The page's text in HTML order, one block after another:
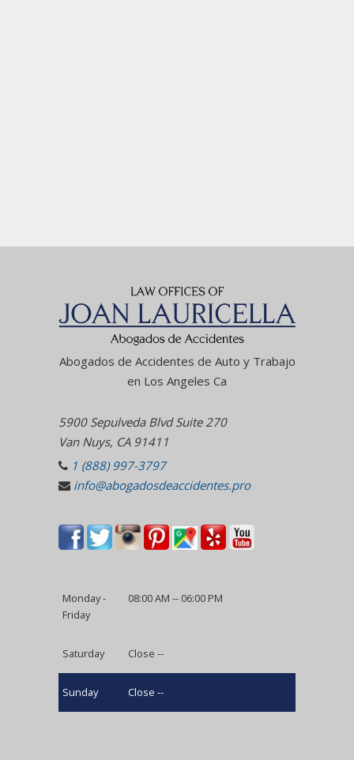
Abogados de Accidentes de Auto y Trabajo
en Los Angeles Ca
5900 Sepulveda Blvd Suite 270
Van Nuys, CA 91411
1 (888) 997-3797
info@abogadosdeaccidentes.pro
Monday -
Friday
08:00 AM -- 06:00 PM
Saturday Close --
Sunday Close --